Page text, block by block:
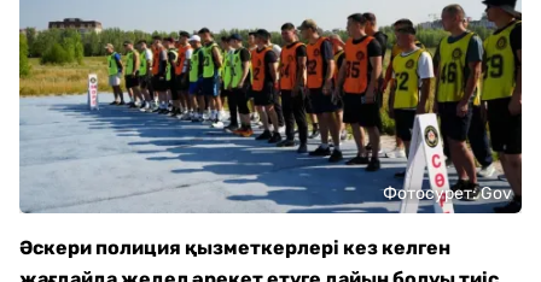
Фотосурет: Gov
Әскери полиция қызметкерлері кез келген